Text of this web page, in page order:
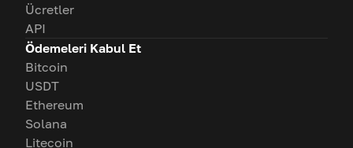
Ücretler
API
Ödemeleri Kabul Et
Bitcoin
USDT
Ethereum
Solana
Litecoin